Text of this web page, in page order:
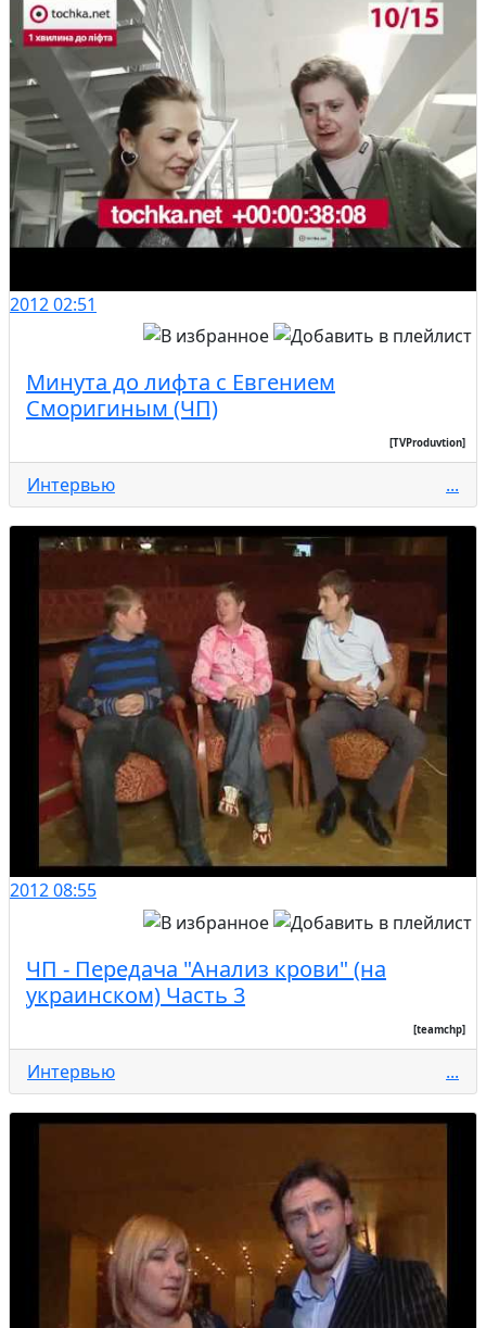
201202:51
Минута до лифта с Евгением
Сморигиным (ЧП)
[TVProduvtion]
Интервью ...
201208:55
ЧП - Передача "Анализ крови" (на
украинском) Часть 3
[teamchp]
Интервью ...